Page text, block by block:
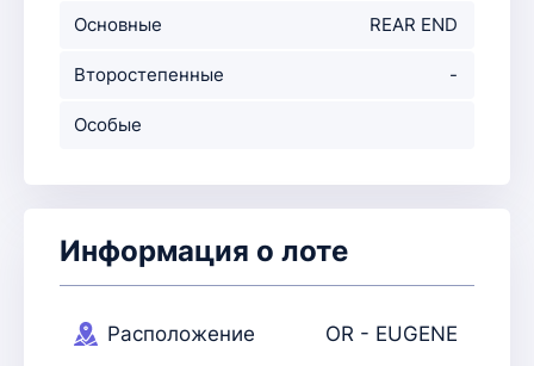
Основные
повреждения
REAR END
Второстепенные
повр-ния
-
Особые
Информация о лоте
Расположение
OR - EUGENE